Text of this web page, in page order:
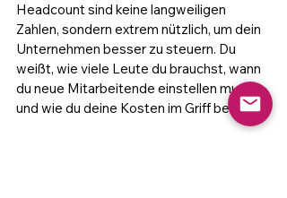
Headcount sind keine langweiligen
Zahlen, sondern extrem nützlich, um dein
Unternehmen besser zu steuern. Du
weißt, wie viele Leute du brauchst, wann
du neue Mitarbeitende einstellen musst
und wie du deine Kosten im Griff behältst.